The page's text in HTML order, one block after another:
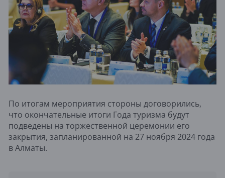
По итогам мероприятия стороны договорились,
что окончательные итоги Года туризма будут
подведены на торжественной церемонии его
закрытия, запланированной на 27 ноября 2024 года
в Алматы.